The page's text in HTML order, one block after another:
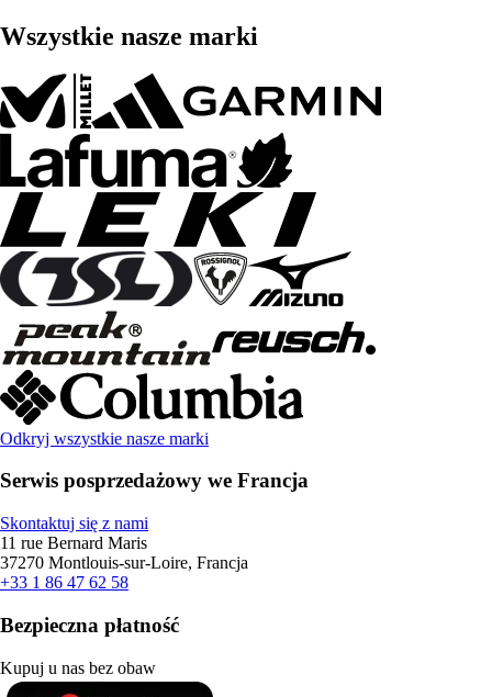
Wszystkie nasze marki
Odkryj wszystkie nasze marki
Serwis posprzedażowy we Francja
Skontaktuj się z nami
11 rue Bernard Maris
37270 Montlouis-sur-Loire, Francja
+33 1 86 47 62 58
Bezpieczna płatność
Kupuj u nas bez obaw